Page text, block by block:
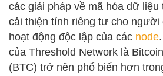
các giải pháp về mã hóa dữ liệu
cải thiện tính riêng tư cho người
hoạt động độc lập của các node
của Threshold Network là
(BTC) trở nên phổ biến hơn